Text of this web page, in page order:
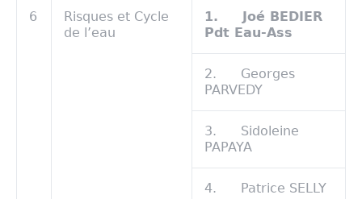
6
Risques et Cycle
de l’eau
1.
Joé BEDIER
Pdt Eau-Ass
2. Georges
PARVEDY
3. Sidoleine
PAPAYA
4. Patrice SELLY